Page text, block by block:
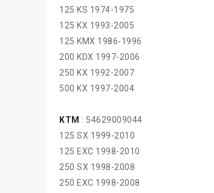
125 KS 1974-1975
125 KX 1993-2005
125 KMX 1986-1996
200 KDX 1997-2006
250 KX 1992-2007
500 KX 1997-2004
KTM : 54629009044
125 SX 1999-2010
125 EXC 1998-2010
250 SX 1998-2008
250 EXC 1998-2008